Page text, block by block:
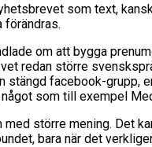
som text,
förändras.
om att bygga
redan större
stängd facebook-
något som till exempel
större mening. Det
bara när det